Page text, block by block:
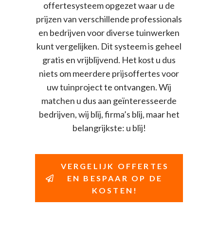
offertesysteem opgezet waar u de
prijzen van verschillende professionals
en bedrijven voor diverse tuinwerken
kunt vergelijken. Dit systeem is geheel
gratis en vrijblijvend. Het kost u dus
niets om meerdere prijsoffertes voor
uw tuinproject te ontvangen. Wij
matchen u dus aan geïnteresseerde
bedrijven, wij blij, firma’s blij, maar het
belangrijkste: u blij!
VERGELIJK OFFERTES
EN BESPAAR OP DE
KOSTEN!